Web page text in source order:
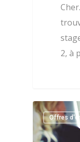
2, à
Offres